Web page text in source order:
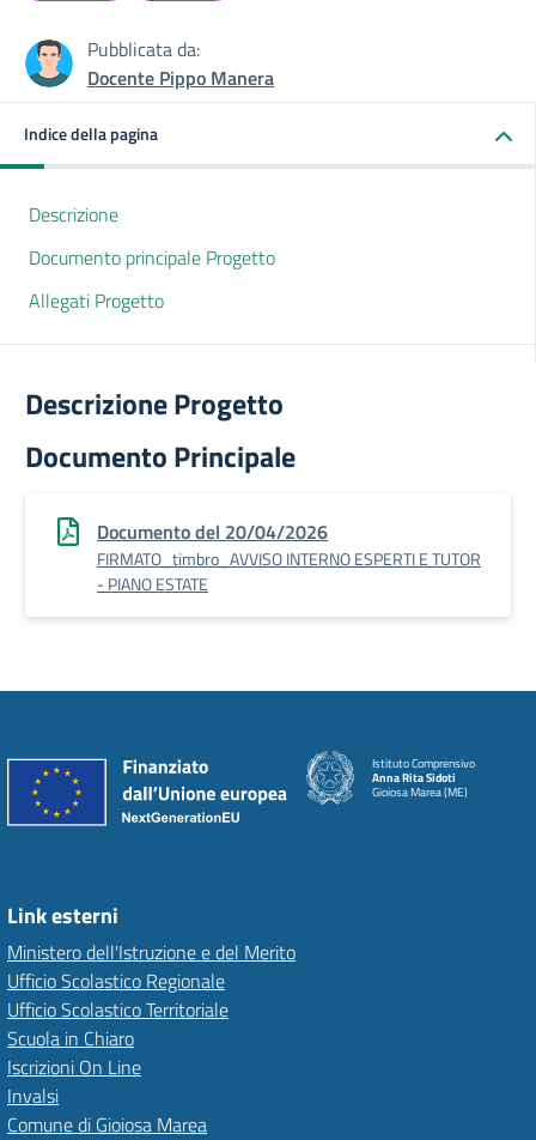
Pubblicata da:
Docente Pippo Manera
Indice della pagina
Descrizione
Documento principale Progetto
Allegati Progetto
Descrizione Progetto
Documento Principale
Documento del 20/04/2026
FIRMATO_timbro_AVVISO INTERNO ESPERTI E TUTOR
- PIANO ESTATE
Istituto Comprensivo
Anna Rita Sidoti
Gioiosa Marea (ME)
Link esterni
Ministero dell'Istruzione e del Merito
Ufficio Scolastico Regionale
Ufficio Scolastico Territoriale
Scuola in Chiaro
Iscrizioni On Line
Invalsi
Comune di Gioiosa Marea